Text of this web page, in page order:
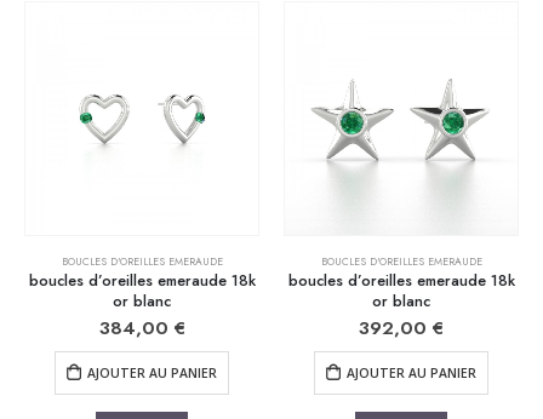
BOUCLES D'OREILLES EMERAUDE
boucles d’oreilles emeraude 18k
or blanc
384,00 €
AJOUTER AU PANIER
BOUCLES D'OREILLES EMERAUDE
boucles d’oreilles emeraude 18k
or blanc
392,00 €
AJOUTER AU PANIER